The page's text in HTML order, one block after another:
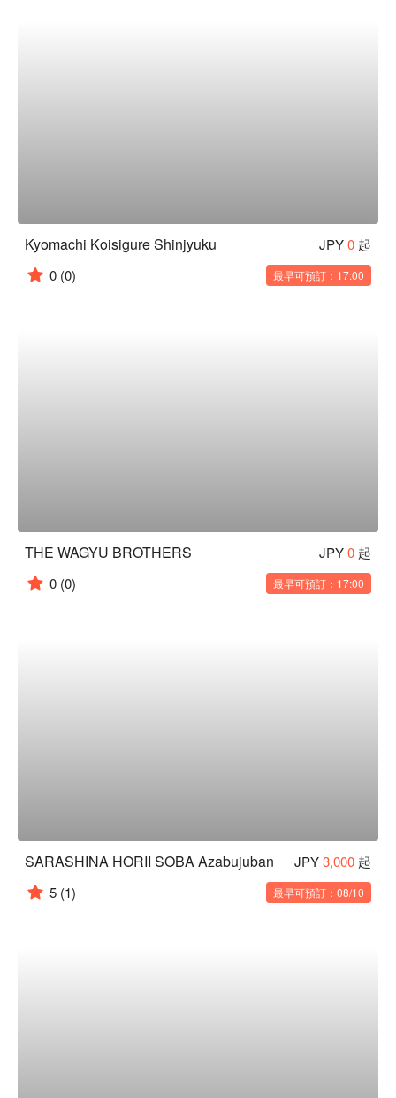
Kyomachi Koisigure Shinjyuku JPY0 起
0 (0) 最早可預訂：17:00
THE WAGYU BROTHERS JPY0 起
0 (0) 最早可預訂：17:00
SARASHINA HORII SOBA Azabujuban JPY3,000 起
5 (1) 最早可預訂：08/10